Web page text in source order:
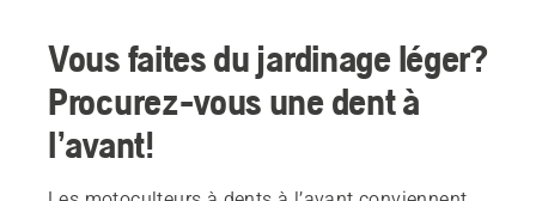
Vous faites du jardinage léger?
Procurez-vous une dent à
l’avant!